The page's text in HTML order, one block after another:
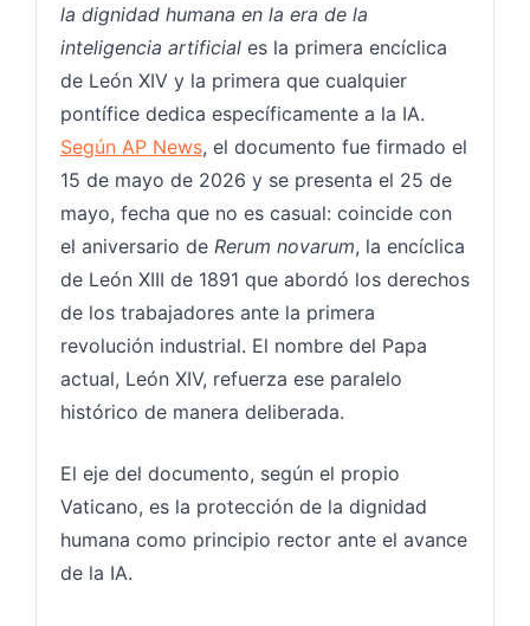
la dignidad humana en la era de la
inteligencia artificial es la primera encíclica
de León XIV y la primera que cualquier
pontífice dedica específicamente a la IA.
Según AP News, el documento fue firmado el
15 de mayo de 2026 y se presenta el 25 de
mayo, fecha que no es casual: coincide con
el aniversario de Rerum novarum, la encíclica
de León XIII de 1891 que abordó los derechos
de los trabajadores ante la primera
revolución industrial. El nombre del Papa
actual, León XIV, refuerza ese paralelo
histórico de manera deliberada.
El eje del documento, según el propio
Vaticano, es la protección de la dignidad
humana como principio rector ante el avance
de la IA.